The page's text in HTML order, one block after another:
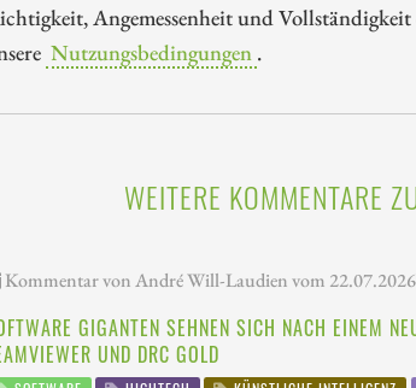
Angemessenheit und
Nutzungsbedingungen .
WEITERE KOMMENTARE
Kommentar von André Will-Laudien vom
GIGANTEN SEHNEN SICH NACH EINEM
UND DRC GOLD